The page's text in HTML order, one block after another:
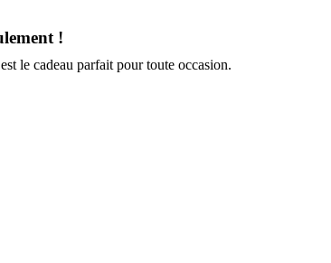
!
le cadeau parfait pour toute occasion.